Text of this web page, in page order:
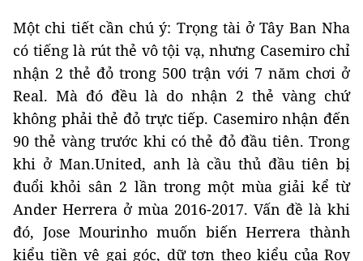
Một chi tiết cần chú ý: Trọng tài ở Tây Ban Nha
có tiếng là rút thẻ vô tội vạ, nhưng Casemiro chỉ
nhận 2 thẻ đỏ trong 500 trận với 7 năm chơi ở
Real. Mà đó đều là do nhận 2 thẻ vàng chứ
không phải thẻ đỏ trực tiếp. Casemiro nhận đến
90 thẻ vàng trước khi có thẻ đỏ đầu tiên. Trong
khi ở Man.United, anh là cầu thủ đầu tiên bị
đuổi khỏi sân 2 lần trong một mùa giải kể từ
Ander Herrera ở mùa 2016-2017. Vấn đề là khi
đó, Jose Mourinho muốn biến Herrera thành
kiểu tiền vệ gai góc, dữ tợn theo kiểu của Roy